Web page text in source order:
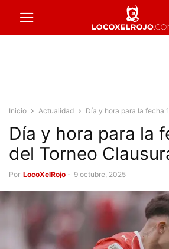
Inicio Actualidad Día y hora para la fecha
Día y hora para la
del Torneo
Por LocoXelRojo - 9 octubre, 2025